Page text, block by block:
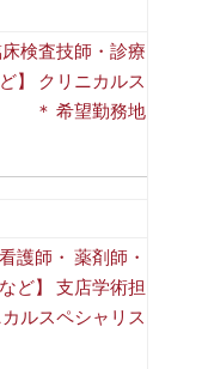
床検査技師・診療
】 クリニカルス
＊ 希望勤務地
護師・ 薬剤師・
ど】 支店学術担
ルスペシャリス